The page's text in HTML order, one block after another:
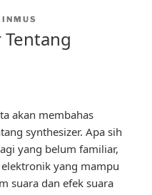
akan membahas
synthesizer. Apa sih
yang belum familiar,
yang mampu
suara dan efek suara